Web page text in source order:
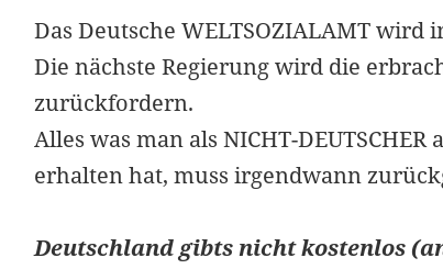
Das Deutsche WELTSOZIALAMT wird
Die nächste Regierung wird die
zurückfordern.
Alles was man als NICHT-
erhalten hat, muss irgendwann
Deutschland gibts nicht kostenlos